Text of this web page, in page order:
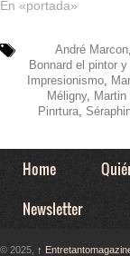
En «portada»
André Marcon,
Bonnard el pintor
Impresionismo,
Méligny,
Pinrtura,
Home
Newsletter
© 2025, ↑